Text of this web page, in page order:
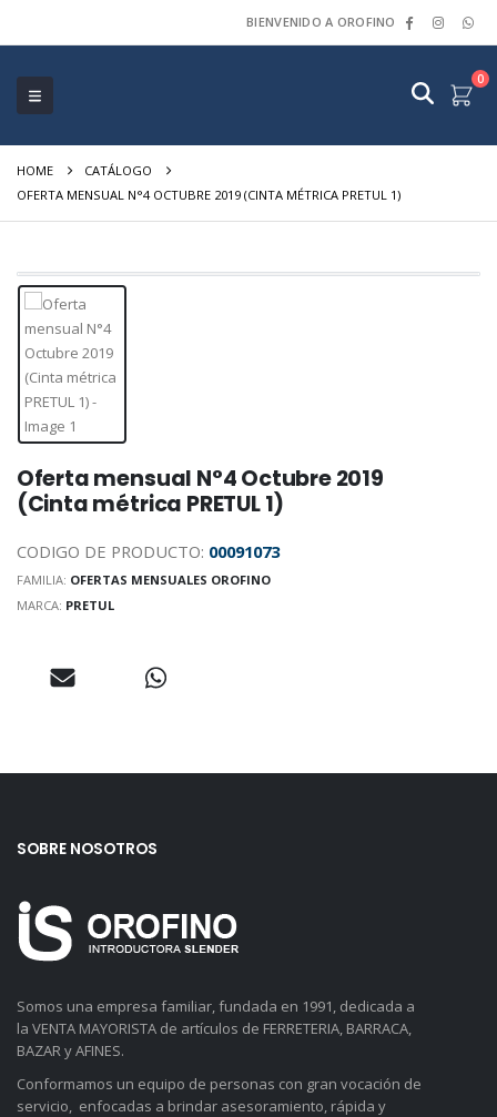
BIENVENIDO A OROFINO
0
HOME
CATÁLOGO
OFERTA MENSUAL N°4 OCTUBRE 2019 (CINTA MÉTRICA PRETUL 1)
Oferta mensual N°4 Octubre 2019
(Cinta métrica PRETUL 1)
CODIGO DE PRODUCTO: 00091073
FAMILIA: OFERTAS MENSUALES OROFINO
MARCA: PRETUL
SOBRE NOSOTROS
Somos una empresa familiar, fundada en 1991, dedicada a
la VENTA MAYORISTA de artículos de FERRETERIA, BARRACA,
BAZAR y AFINES.
Conformamos un equipo de personas con gran vocación de
servicio, enfocadas a brindar asesoramiento, rápida y